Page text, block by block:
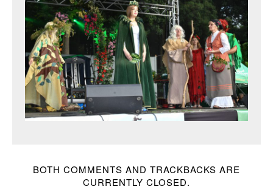
BOTH COMMENTS AND TRACKBACKS ARE
CURRENTLY CLOSED.